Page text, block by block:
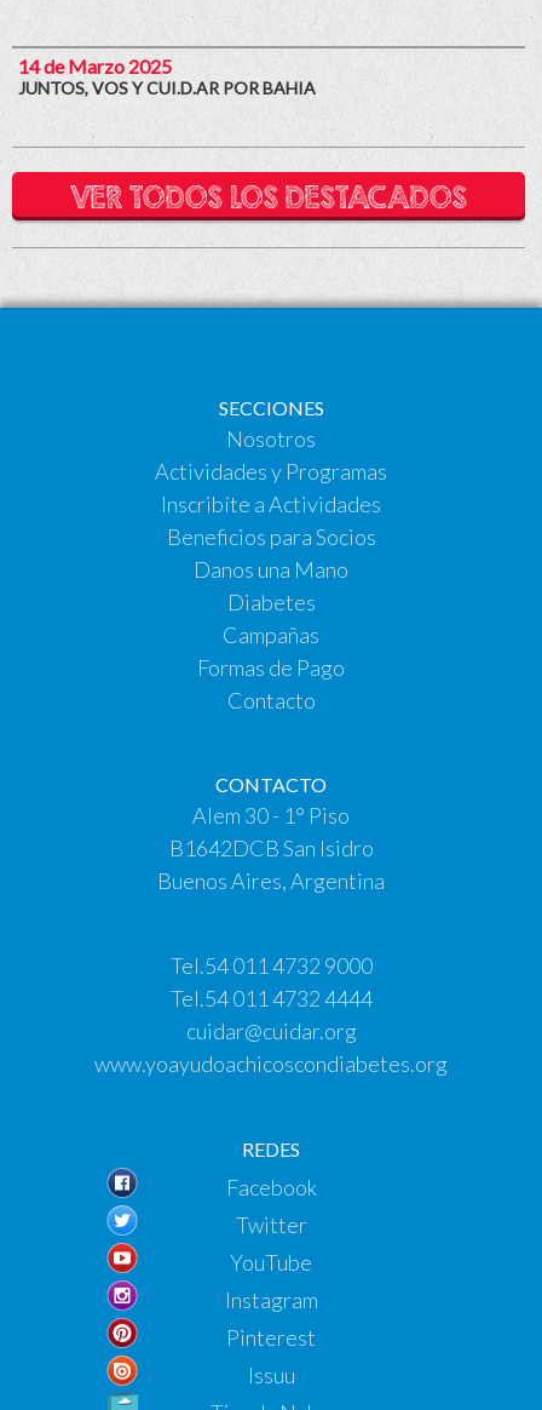
14 de Marzo 2025
JUNTOS, VOS Y CUI.D.AR POR BAHIA
VER TODOS LOS DESTACADOS
SECCIONES
Nosotros
Actividades y Programas
Inscribíte a Actividades
Beneficios para Socios
Danos una Mano
Diabetes
Campañas
Formas de Pago
Contacto
CONTACTO
Alem 30 - 1° Piso
B1642DCB San Isidro
Buenos Aires, Argentina
Tel.54 011 4732 9000
Tel.54 011 4732 4444
cuidar@cuidar.org
www.yoayudoachicoscondiabetes.org
REDES
Facebook
Twitter
YouTube
Instagram
Pinterest
Issuu